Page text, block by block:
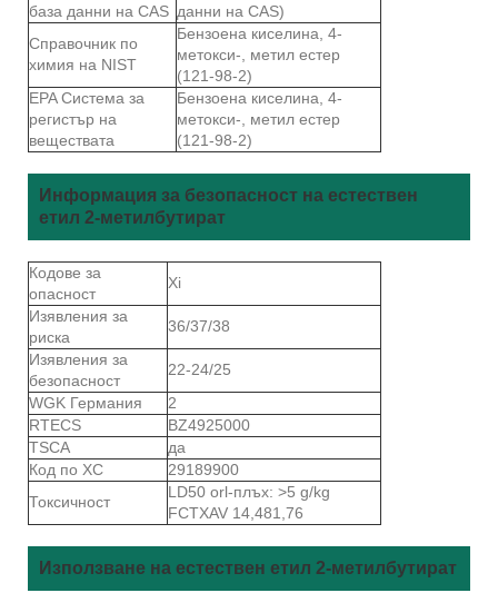
база данни на CAS данни на CAS)
Справочник по
химия на NIST
Бензоена киселина, 4-
метокси-, метил естер
(121-98-2)
EPA Система за
регистър на
веществата
Бензоена киселина, 4-
метокси-, метил естер
(121-98-2)
Информация за безопасност на естествен
етил 2-метилбутират
Кодове за
опасност
Xi
Изявления за
риска
36/37/38
Изявления за
безопасност
22-24/25
WGK Германия
2
RTECS
BZ4925000
TSCA
да
Код по ХС
29189900
Токсичност
LD50 orl-плъх: >5 g/kg
FCTXAV 14,481,76
Използване на естествен етил 2-метилбутират